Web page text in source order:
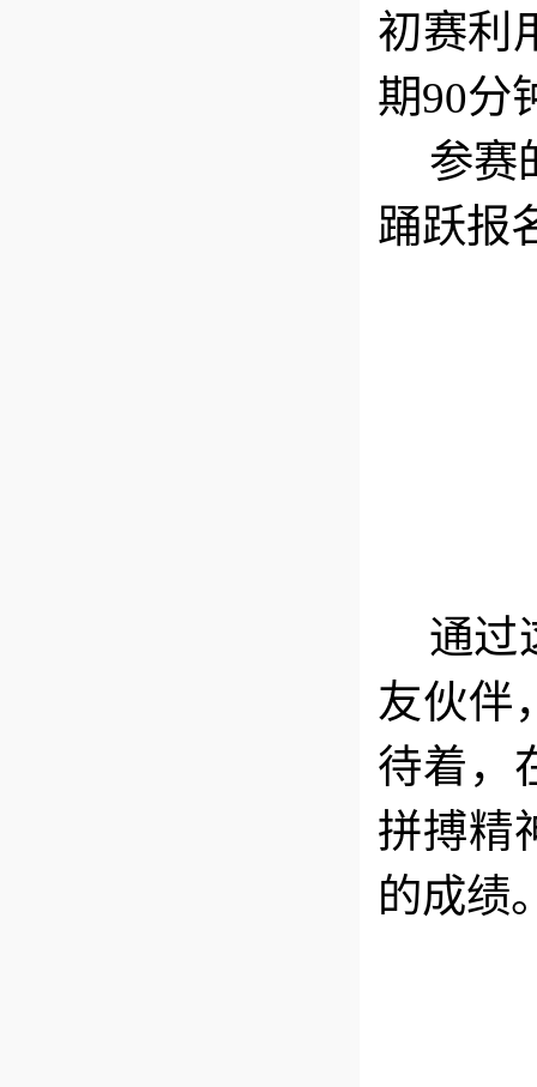
初赛利
期90
参赛
踊跃报
通过
友伙伴
待着，
拼搏精
的成绩